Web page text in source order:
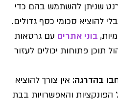
שניתן להשתמש בהם כדי
להוציא סכומי כסף גדולים.
בוני אתרים עם גרסאות
תוכן פתוחות יכולים לעזור
בהדרגה: אין צורך להוציא
הפונקציות והאפשרויות בבת